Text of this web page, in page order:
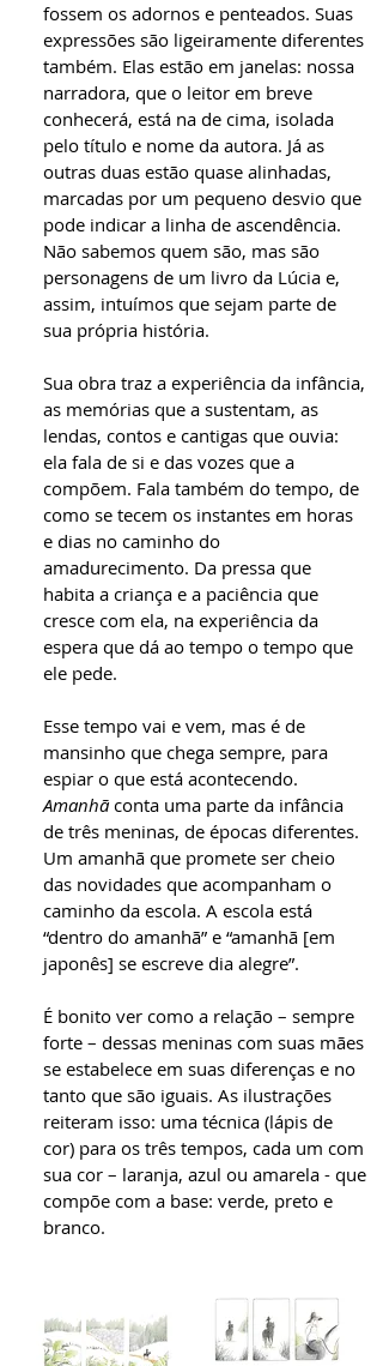
fossem os adornos e penteados. Suas
expressões são ligeiramente diferentes
também. Elas estão em janelas: nossa
narradora, que o leitor em breve
conhecerá, está na de cima, isolada
pelo título e nome da autora. Já as
outras duas estão quase alinhadas,
marcadas por um pequeno desvio que
pode indicar a linha de ascendência.
Não sabemos quem são, mas são
personagens de um livro da Lúcia e,
assim, intuímos que sejam parte de
sua própria história.
Sua obra traz a experiência da infância,
as memórias que a sustentam, as
lendas, contos e cantigas que ouvia:
ela fala de si e das vozes que a
compõem. Fala também do tempo, de
como se tecem os instantes em horas
e dias no caminho do
amadurecimento. Da pressa que
habita a criança e a paciência que
cresce com ela, na experiência da
espera que dá ao tempo o tempo que
ele pede.
Esse tempo vai e vem, mas é de
mansinho que chega sempre, para
espiar o que está acontecendo.
Amanhãconta uma parte da infância
de três meninas, de épocas diferentes.
Um amanhã que promete ser cheio
das novidades que acompanham o
caminho da escola. A escola está
“dentro do amanhã” e “amanhã [em
japonês] se escreve dia alegre”.
É bonito ver como a relação – sempre
forte – dessas meninas com suas mães
se estabelece em suas diferenças e no
tanto que são iguais. As ilustrações
reiteram isso: uma técnica (lápis de
cor) para os três tempos, cada um com
sua cor – laranja, azul ou amarela - que
compõe com a base: verde, preto e
branco.